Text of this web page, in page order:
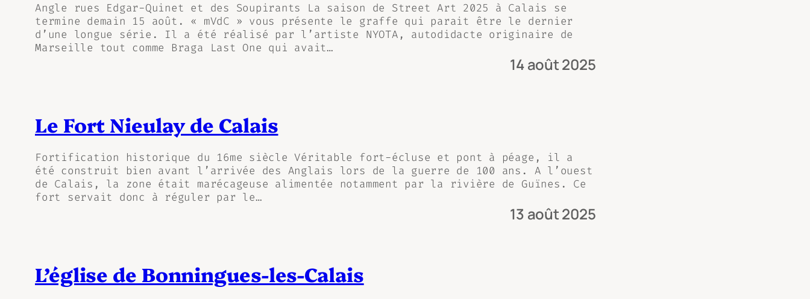
Angle rues Edgar-Quinet et des Soupirants La saison de Street Art 2025 à Calais se
termine demain 15 août. « mVdC » vous présente le graffe qui parait être le dernier
d’une longue série. Il a été réalisé par l’artiste NYOTA, autodidacte originaire de
Marseille tout comme Braga Last One qui avait…
14 août 2025
Le Fort Nieulay de Calais
Fortification historique du 16me siècle Véritable fort-écluse et pont à péage, il a
été construit bien avant l’arrivée des Anglais lors de la guerre de 100 ans. A l’ouest
de Calais, la zone était marécageuse alimentée notamment par la rivière de Guïnes. Ce
fort servait donc à réguler par le…
13 août 2025
L’église de Bonningues-les-Calais